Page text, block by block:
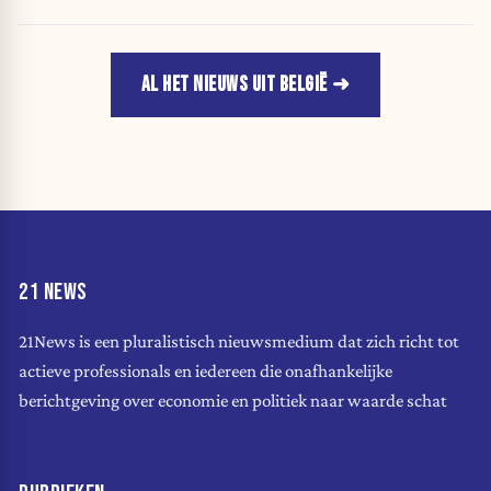
AL HET NIEUWS UIT BELGIË
21 NEWS
21News is een pluralistisch nieuwsmedium dat zich richt tot
actieve professionals en iedereen die onafhankelijke
berichtgeving over economie en politiek naar waarde schat